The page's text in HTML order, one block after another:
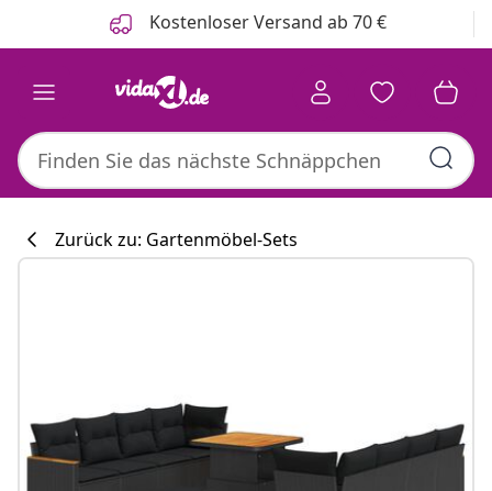
Kostenloser Versand ab 70 €
Zurück zu: Gartenmöbel-Sets